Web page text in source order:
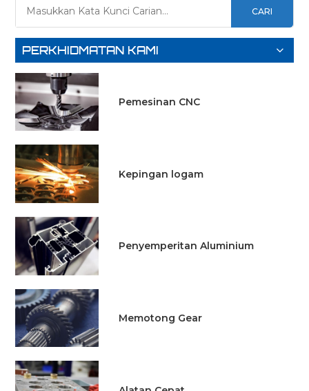
LANJUT
CARI
PERKHIDMATAN KAMI
Pemesinan CNC
Kepingan logam
Penyemperitan Aluminium
Memotong Gear